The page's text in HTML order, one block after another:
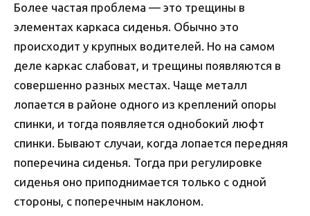
Более частая проблема — это трещины в
элементах каркаса сиденья. Обычно это
происходит у крупных водителей. Но на самом
деле каркас слабоват, и трещины появляются в
совершенно разных местах. Чаще металл
лопается в районе одного из креплений опоры
спинки, и тогда появляется однобокий люфт
спинки. Бывают случаи, когда лопается передняя
поперечина сиденья. Тогда при регулировке
сиденья оно приподнимается только с одной
стороны, с поперечным наклоном.